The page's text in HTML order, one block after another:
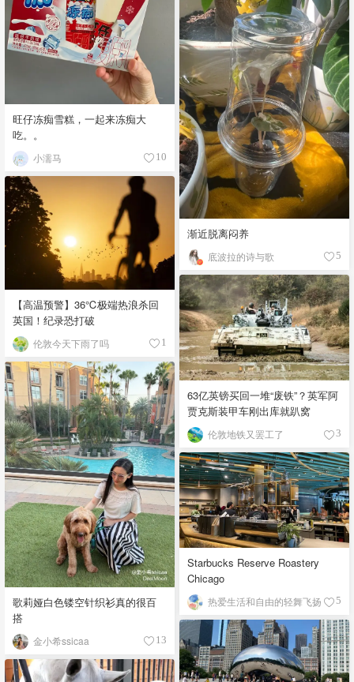
旺仔冻痴雪糕，一起来冻痴大
吃。。
小濡马 10
渐近脱离闷养
底波拉的诗与歌 5
【高温预警】36℃极端热浪杀回
英国！纪录恐打破
伦敦今天下雨了吗 1
63亿英镑买回一堆“废铁”？英军阿
贾克斯装甲车刚出库就趴窝
伦敦地铁又罢工了 3
歌莉娅白色镂空针织衫真的很百
搭
金小希ssicaa 13
Starbucks Reserve Roastery
Chicago
热爱生活和自由的轻舞飞扬 5